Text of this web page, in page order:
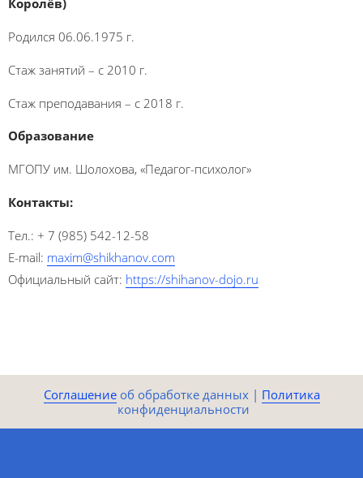
Королёв)
Родился 06.06.1975 г.
Стаж занятий – с 2010 г.
Стаж преподавания – с 2018 г.
Образование
МГОПУ им. Шолохова, «Педагог-психолог»
Контакты:
Тел.: + 7 (985) 542-12-58
E-mail: maxim@shikhanov.com
Официальный сайт: https://shihanov-dojo.ru
Соглашение​​​​ об обработке данных | Политика​​
конфиденциальности​